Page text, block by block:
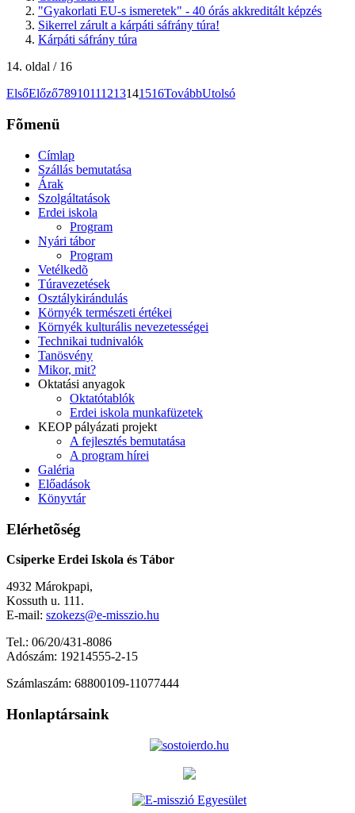
"Gyakorlati EU-s ismeretek" - 40 órás akkreditált képzés
Sikerrel zárult a kárpáti sáfrány túra!
Kárpáti sáfrány túra
14. oldal / 16
ElsőElőző78910111213141516TovábbUtolsó
Fõmenü
Címlap
Szállás bemutatása
Árak
Szolgáltatások
Erdei iskola
Program
Nyári tábor
Program
Vetélkedõ
Túravezetések
Osztálykirándulás
Környék természeti értékei
Környék kulturális nevezetességei
Technikai tudnivalók
Tanösvény
Mikor, mit?
Oktatási anyagok
Oktatótablók
Erdei iskola munkafüzetek
KEOP pályázati projekt
A fejlesztés bemutatása
A program hírei
Galéria
Előadások
Könyvtár
Elérhetõség
Csiperke Erdei Iskola és Tábor
4932 Márokpapi,
Kossuth u. 111.
E-mail: szokezs@e-misszio.hu
Tel.: 06/20/431-8086
Adószám: 19214555-2-15
Számlaszám: 68800109-11077444
Honlaptársaink